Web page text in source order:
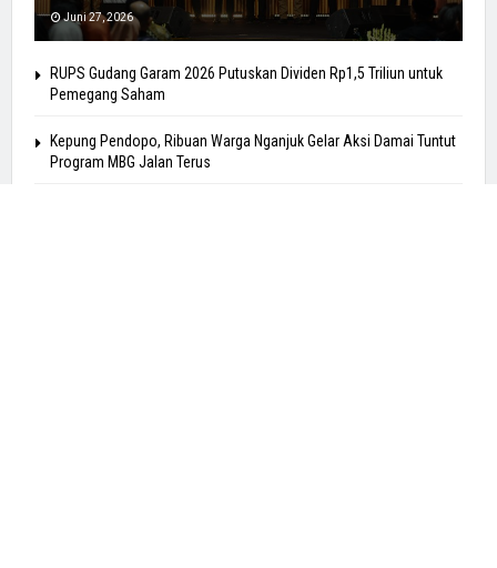
Juni 27, 2026
RUPS Gudang Garam 2026 Putuskan Dividen Rp1,5 Triliun untuk
Pemegang Saham
Kepung Pendopo, Ribuan Warga Nganjuk Gelar Aksi Damai Tuntut
Program MBG Jalan Terus